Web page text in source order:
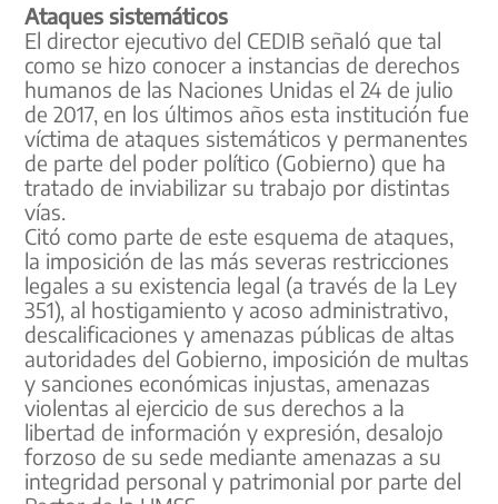
Ataques sistemáticos
El director ejecutivo del CEDIB señaló que tal
como se hizo conocer a instancias de derechos
humanos de las Naciones Unidas el 24 de julio
de 2017, en los últimos años esta institución fue
víctima de ataques sistemáticos y permanentes
de parte del poder político (Gobierno) que ha
tratado de inviabilizar su trabajo por distintas
vías.
Citó como parte de este esquema de ataques,
la imposición de las más severas restricciones
legales a su existencia legal (a través de la Ley
351), al hostigamiento y acoso administrativo,
descalificaciones y amenazas públicas de altas
autoridades del Gobierno, imposición de multas
y sanciones económicas injustas, amenazas
violentas al ejercicio de sus derechos a la
libertad de información y expresión, desalojo
forzoso de su sede mediante amenazas a su
integridad personal y patrimonial por parte del